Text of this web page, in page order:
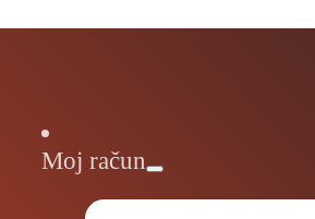
Moj račun